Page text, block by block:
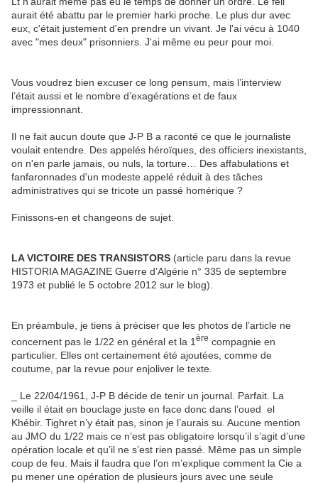
aurait été abattu par le premier harki proche. Le plus dur avec
eux, c'était justement d'en prendre un vivant. Je l'ai vécu à 1040
avec "mes deux" prisonniers. J'ai même eu peur pour moi.
Vous voudrez bien excuser ce long pensum, mais l’interview
l’était aussi et le nombre d’exagérations et de faux
impressionnant.
Il ne fait aucun doute que J-P B a raconté ce que le journaliste
voulait entendre. Des appelés héroïques, des officiers inexistants,
on n'en parle jamais, ou nuls, la torture… Des affabulations et
fanfaronnades d'un modeste appelé réduit à des tâches
administratives qui se tricote un passé homérique ?
Finissons-en et changeons de sujet.
LA VICTOIRE DES TRANSISTORS (article paru dans la revue
HISTORIA MAGAZINE Guerre d’Algérie n° 335 de septembre
1973 et publié le 5 octobre 2012 sur le blog).
En préambule, je tiens à préciser que les photos de l’article ne
concernent pas le 1/22 en général et la 1 ère compagnie en
particulier. Elles ont certainement été ajoutées, comme de
coutume, par la revue pour enjoliver le texte.
_ Le 22/04/1961, J-P B décide de tenir un journal. Parfait. La
veille il était en bouclage juste en face donc dans l’oued el
Khébir. Tighret n’y était pas, sinon je l’aurais su. Aucune mention
au JMO du 1/22 mais ce n’est pas obligatoire lorsqu’il s’agit d’une
opération locale et qu’il ne s’est rien passé. Même pas un simple
coup de feu. Mais il faudra que l’on m’explique comment la Cie a
pu mener une opération de plusieurs jours avec une seule